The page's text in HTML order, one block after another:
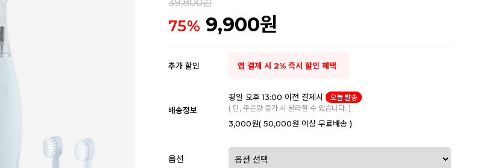
75% 9,900원
추가 할인 앱 결제 시 2% 즉시 할인 혜택
배송정보
평일 오후 13:00 이전 결제시
오늘 발송
( 단, 주문량 증가 시 달라질 수 있습니다. )
3,000원( 50,000원 이상 무료배송 )
옵션